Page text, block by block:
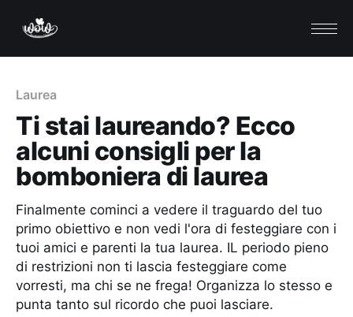
Laurea
Ti stai laureando? Ecco
alcuni consigli per la
bomboniera di laurea
Finalmente cominci a vedere il traguardo del tuo
primo obiettivo e non vedi l'ora di festeggiare con i
tuoi amici e parenti la tua laurea. IL periodo pieno
di restrizioni non ti lascia festeggiare come
vorresti, ma chi se ne frega! Organizza lo stesso e
punta tanto sul ricordo che puoi lasciare.